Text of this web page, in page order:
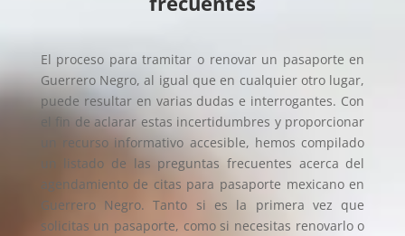
El proceso para tramitar o renovar un pasaporte en
Guerrero Negro, al igual que en cualquier otro lugar,
puede resultar en varias dudas e interrogantes. Con
el fin de aclarar estas incertidumbres y proporcionar
un recurso informativo accesible, hemos compilado
un listado de las preguntas frecuentes acerca del
agendamiento de citas para pasaporte mexicano en
Guerrero Negro. Tanto si es la primera vez que
solicitas un pasaporte, como si necesitas renovarlo o